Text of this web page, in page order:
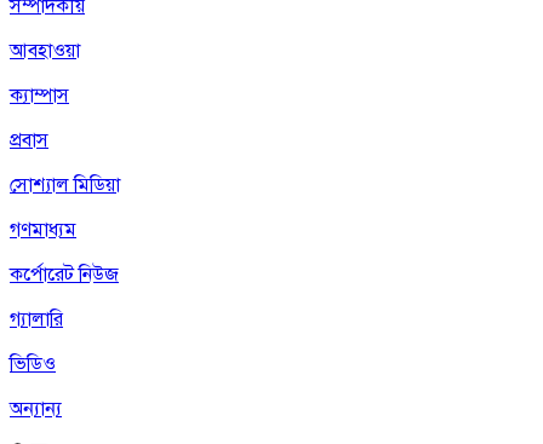
সম্পাদকীয়
আবহাওয়া
ক্যাম্পাস
প্রবাস
সোশ্যাল মিডিয়া
গণমাধ্যম
কর্পোরেট নিউজ
গ্যালারি
ভিডিও
অন্যান্য